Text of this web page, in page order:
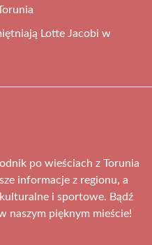
Lotte Jacobi w
po wieściach z Torunia
informacje z regionu, a
i sportowe. Bądź
naszym pięknym mieście!